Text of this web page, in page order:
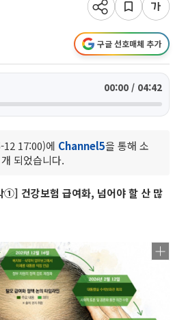
구글 선호매체 추가
00:00 / 04:42
12 17:00)에 Channel5을 통해 소
개 되었습니다.
①] 건강보험 급여화, 넘어야 할 산 많